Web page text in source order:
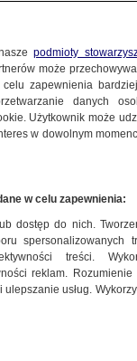
podmioty
może
zapewnienia
danych
Użytkownik może
w dowolnym
w celu zapewnienia:
dostęp do nich.
spersonalizowanych
treści.
reklam.
usług.